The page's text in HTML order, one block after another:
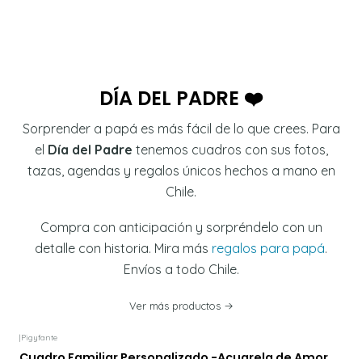
DÍA DEL PADRE ❤️
Sorprender a papá es más fácil de lo que crees. Para
el Día del Padre tenemos cuadros con sus fotos,
tazas, agendas y regalos únicos hechos a mano en
Chile.
Compra con anticipación y sorpréndelo con un
detalle con historia. Mira más regalos para papá.
Envíos a todo Chile.
Ver más productos
|Pigyfante